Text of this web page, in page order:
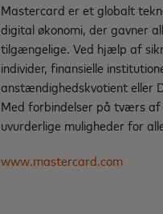
Mastercard er et globalt
digital økonomi, der gavner
tilgængelige. Ved hjælp af
individer, finansielle
anstændighedskvotient eller
Med forbindelser på tværs
uvurderlige muligheder for
www.mastercard.com